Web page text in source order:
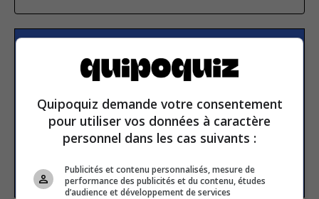
S’inscrire à la newsletter
E-mail
S’INSCRIRE
Quipoquiz demande votre consentement
pour utiliser vos données à caractère
personnel dans les cas suivants :
Publicités et contenu personnalisés, mesure de
performance des publicités et du contenu, études
d’audience et développement de services